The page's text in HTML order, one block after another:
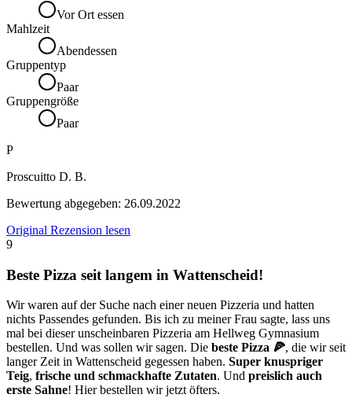
Vor Ort essen
Mahlzeit
Abendessen
Gruppentyp
Paar
Gruppengröße
Paar
P
Proscuitto D. B.
Bewertung abgegeben: 26.09.2022
Original Rezension lesen
9
Beste Pizza seit langem in Wattenscheid!
Wir waren auf der Suche nach einer neuen Pizzeria und hatten
nichts Passendes gefunden. Bis ich zu meiner Frau sagte, lass uns
mal bei dieser unscheinbaren Pizzeria am Hellweg Gymnasium
bestellen. Und was sollen wir sagen. Die beste Pizza 🍕, die wir seit
langer Zeit in Wattenscheid gegessen haben. Super knuspriger
Teig, frische und schmackhafte Zutaten. Und preislich auch
erste Sahne! Hier bestellen wir jetzt öfters.